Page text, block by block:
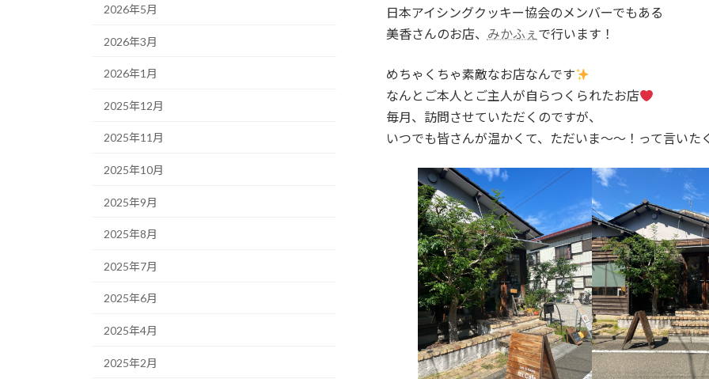
日本アイシングクッキー協会のメンバーでもある
美香さんのお店、 みかふぇ で行います！
めちゃくちゃ素敵なお店なんです
なんとご本人とご主人が自らつくられたお店
毎月、訪問させていただくのですが、
いつでも皆さんが温かくて、ただいま〜〜！って言いた
2026年5月
2026年3月
2026年1月
2025年12月
2025年11月
2025年10月
2025年9月
2025年8月
2025年7月
2025年6月
2025年4月
2025年2月